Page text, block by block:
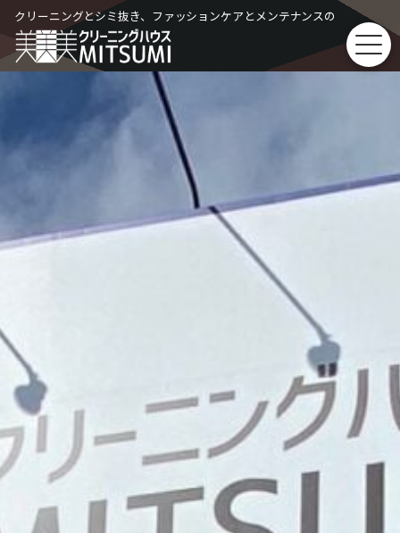
Skip
to
content
クリーニングとシミ抜き、ファッションケアとメンテナンスの